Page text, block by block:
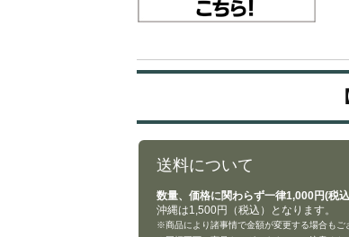
送料について
数量、価格に関わらず一律1,000円(税込
沖縄は1,500円（税込）となります。
※商品により諸事情で金額が変更する場合もご